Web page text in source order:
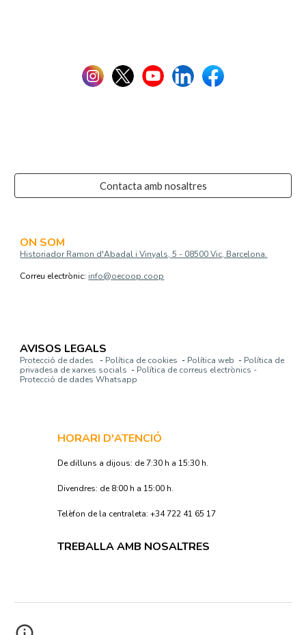
Contacta amb nosaltres
ON SOM
Historiador Ramon d'Abadal i Vinyals, 5 - 08500 Vic, Barcelona.
Correu electrònic: info@oecoop.coop
AVISOS LEGALS
Protecció de dades - Política de cookies - Política web - Política de
privadesa de xarxes socials - Política de correus electrònics -
Protecció de dades Whatsapp
HORARI D'ATENCIÓ
De dilluns a dijous: de 7:30 h a 15:30 h.
Divendres: de 8:00 h a 15:00 h.
Telèfon de la centraleta: +34 722 41 65 17
TREBALLA AMB NOSALTRES